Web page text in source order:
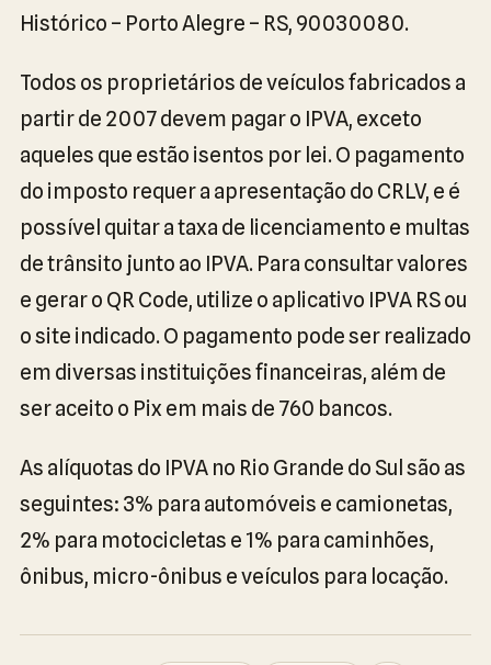
Histórico – Porto Alegre – RS, 90030080.
Todos os proprietários de veículos fabricados a
partir de 2007 devem pagar o IPVA, exceto
aqueles que estão isentos por lei. O pagamento
do imposto requer a apresentação do CRLV, e é
possível quitar a taxa de licenciamento e multas
de trânsito junto ao IPVA. Para consultar valores
e gerar o QR Code, utilize o aplicativo IPVA RS ou
o site indicado. O pagamento pode ser realizado
em diversas instituições financeiras, além de
ser aceito o Pix em mais de 760 bancos.
As alíquotas do IPVA no Rio Grande do Sul são as
seguintes: 3% para automóveis e camionetas,
2% para motocicletas e 1% para caminhões,
ônibus, micro-ônibus e veículos para locação.